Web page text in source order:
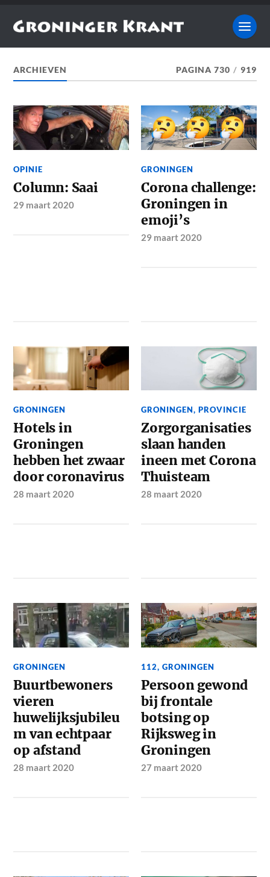
ARCHIEVEN PAGINA 730 / 919
OPINIE
Column: Saai
29 maart 2020
GRONINGEN
Corona challenge:
Groningen in
emoji’s
29 maart 2020
GRONINGEN
Hotels in
Groningen
hebben het zwaar
door coronavirus
28 maart 2020
GRONINGEN,PROVINCIE
Zorgorganisaties
slaan handen
ineen met Corona
Thuisteam
28 maart 2020
GRONINGEN
Buurtbewoners
vieren
huwelijksjubileu
m van echtpaar
op afstand
28 maart 2020
112,GRONINGEN
Persoon gewond
bij frontale
botsing op
Rijksweg in
Groningen
27 maart 2020